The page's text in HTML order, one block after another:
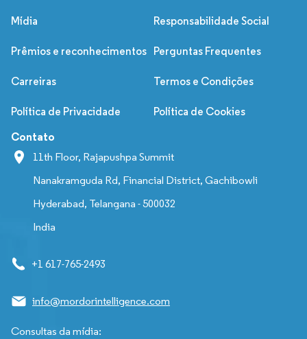
Mídia Responsabilidade Social
Prêmios e reconhecimentos Perguntas Frequentes
Carreiras Termos e Condições
Política de Privacidade Política de Cookies
Contato
11th Floor, Rajapushpa Summit
Nanakramguda Rd, Financial District, Gachibowli
Hyderabad, Telangana - 500032
India
+1 617-765-2493
info@mordorintelligence.com
Consultas da mídia: